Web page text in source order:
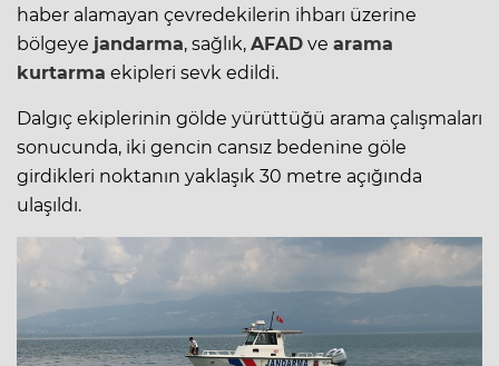
haber alamayan çevredekilerin ihbarı üzerine
bölgeye jandarma, sağlık, AFAD ve arama
kurtarma ekipleri sevk edildi.
Dalgıç ekiplerinin gölde yürüttüğü arama çalışmaları
sonucunda, iki gencin cansız bedenine göle
girdikleri noktanın yaklaşık 30 metre açığında
ulaşıldı.